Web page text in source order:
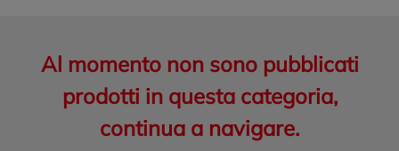
Al momento non sono pubblicati
prodotti in questa categoria,
continua a navigare.